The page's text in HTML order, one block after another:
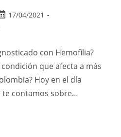
17/04/2021
con Hemofilia?
que afecta a más
Hoy en el día
te contamos sobre…